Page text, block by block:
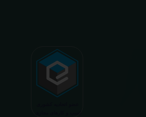
میباشد. رسالت ما در تفسیر، استخراج حداکثر
آزمایش (با دریافت اطلاعاتی دقیقتر، کاربردی، قابل
درنهایت به جامعه ای سالم تر برای تبدیل شدن به
سوخت و سوز نداره...) برسیم. قابل ذکر است که جواب
بصورت مستقیم دسترسی ندارد و موارد تفسیر نیز
انجام میگیرد و ما تابع اصول اخلاق پزشکی و حرفه ای